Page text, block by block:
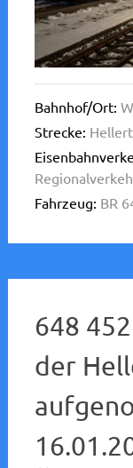
Bahnhof/Ort:
Strecke:
Fahrzeug: BR
648
der